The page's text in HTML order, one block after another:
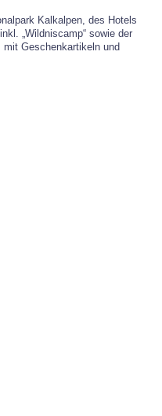
Kalkalpen, des Hotels
„Wildniscamp“ sowie der
mit Geschenkartikeln und